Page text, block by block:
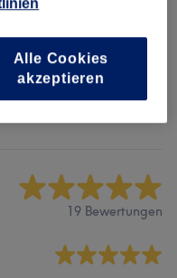
19 Bewertungen
Alle Cookies
akzeptieren